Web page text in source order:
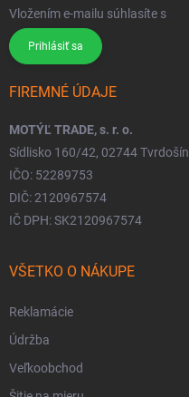
Vložením e-mailu súhlasíte s
Prihlásiť sa
FIREMNÉ ÚDAJE
MOTÝĽ TRADE, s. r. o.
Sídlisko 160/42, 02744 Tvrdošín
IČO: 52289753
DIČ: 2120967574
IČ DPH: SK2120967574
VŠETKO O NÁKUPE
Reklamácie
Údržba
Veľkoobchod